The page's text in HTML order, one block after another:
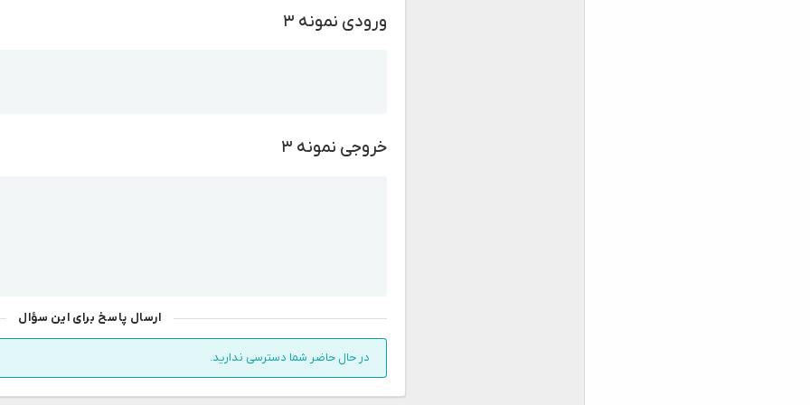
ورودی نمونه ۳
خروجی نمونه ۳
ارسال پاسخ برای این سؤال
در حال حاضر شما دسترسی ندارید.